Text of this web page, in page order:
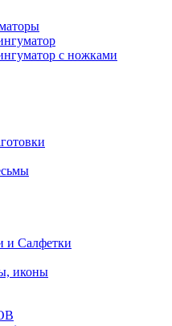
с ножками
и Салфетки
иконы